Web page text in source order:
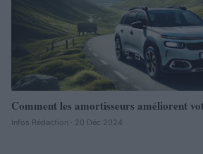
Comment les amortisseurs améliorent
Infos Rédaction · 20 Déc 2024